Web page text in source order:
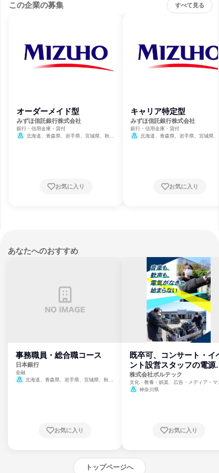
この企業の募集 すべて見る
オーダーメイド型
みずほ信託銀行株式会社
銀行・信用金庫・貸付
北海道、青森県、岩手県、宮城県、秋田
山口県、徳島県、香川県、愛媛県、高知県、
お気に入り
キャリア特定型
みずほ信託銀行株式会社
銀行・信用金庫・貸付
北海道、青森県、岩手県、宮城県
山口県、徳島県、香川県、愛媛県、高
お気に入り
あなたへのおすすめ
事務職員・総合職コース
日本銀行
金融
北海道、青森県、岩手県、宮城県、秋田
崎県、熊本県、大分県、宮崎県、鹿児島県、
お気に入り
既卒可、コンサート・イ
ント設営スタッフの電源
門
株式会社ボルテック
文化・教養・娯楽、広告・メディア・マ
ミ、電力・ガス・水道・エネルギー
神奈川県
お気に入り
トップページへ